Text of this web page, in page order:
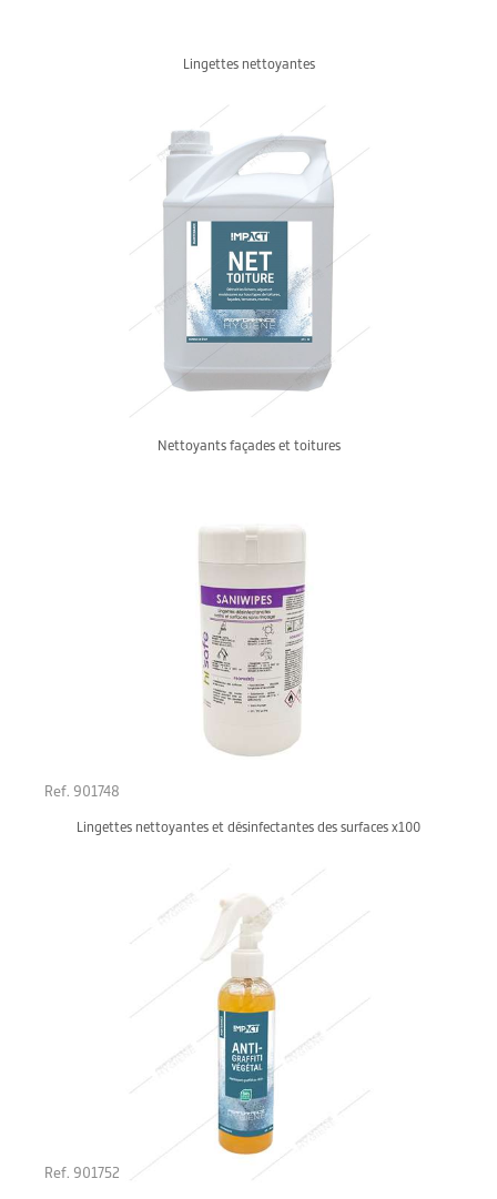
Lingettes nettoyantes
Nettoyants façades et toitures
Ref. 901748
Lingettes nettoyantes et désinfectantes des surfaces x100
Ref. 901752